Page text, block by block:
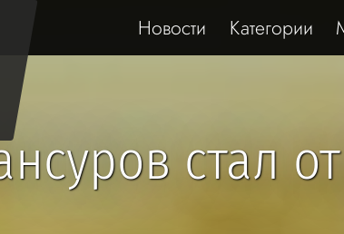
Новости Категории
стал